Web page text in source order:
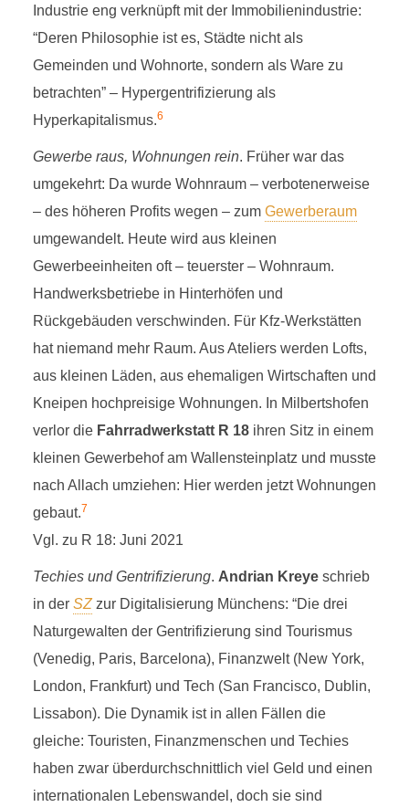
Industrie eng verknüpft mit der Immobilienindustrie:
“Deren Philosophie ist es, Städte nicht als
Gemeinden und Wohnorte, sondern als Ware zu
betrachten” – Hypergentrifizierung als
Hyperkapitalismus.6
Gewerbe raus, Wohnungen rein. Früher war das
umgekehrt: Da wurde Wohnraum – verbotenerweise
– des höheren Profits wegen – zum Gewerberaum
umgewandelt. Heute wird aus kleinen
Gewerbeeinheiten oft – teuerster – Wohnraum.
Handwerksbetriebe in Hinterhöfen und
Rückgebäuden verschwinden. Für Kfz-Werkstätten
hat niemand mehr Raum. Aus Ateliers werden Lofts,
aus kleinen Läden, aus ehemaligen Wirtschaften und
Kneipen hochpreisige Wohnungen. In Milbertshofen
verlor die Fahrradwerkstatt R 18ihren Sitz in einem
kleinen Gewerbehof am Wallensteinplatz und musste
nach Allach umziehen: Hier werden jetzt Wohnungen
gebaut.7
Vgl. zu R 18: Juni 2021
Techies und Gentrifizierung. Andrian Kreyeschrieb
in der SZzur Digitalisierung Münchens: “Die drei
Naturgewalten der Gentrifizierung sind Tourismus
(Venedig, Paris, Barcelona), Finanzwelt (New York,
London, Frankfurt) und Tech (San Francisco, Dublin,
Lissabon). Die Dynamik ist in allen Fällen die
gleiche: Touristen, Finanzmenschen und Techies
haben zwar überdurchschnittlich viel Geld und einen
internationalen Lebenswandel, doch sie sind